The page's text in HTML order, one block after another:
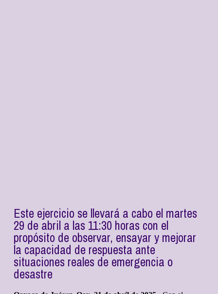
Este ejercicio se llevará a cabo el martes
29 de abril a las 11:30 horas con el
propósito de observar, ensayar y mejorar
la capacidad de respuesta ante
situaciones reales de emergencia o
desastre